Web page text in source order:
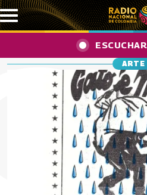
Pasar al contenido principal
ARTE